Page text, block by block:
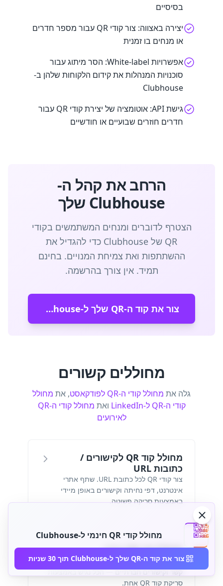
בסיסיים
יצירה באצווה: צור קודי QR עבור מספר חדרים
או מנחים בו זמנית
אפשרויות White-label: הסר מיתוג עבור
סוכנויות המנהלות את קידום הלקוחות שלהן ב-
Clubhouse
גישת API: אוטומציה של יצירת קודי QR עבור
חדרים חוזרים שבועיים או חודשיים
הרחב את קהל ה-
Clubhouse שלך
הצטרף לדוברים ומנחים המשתמשים בקודי
QR של Clubhouse כדי להגדיל את
ההשתתפות ואת צמיחת המנויים. בחינם
תמיד. אין צורך בהרשמה.
צור את קוד ה-QR שלך ל-Clubhouse תוך 30 שניות
מחוללים קשורים
גלה את מחולל קודי ה-QR לפודקאסט , את מחולל
קודי ה-QR ל-LinkedIn
ואת
מחולל קודי ה-QR
לאירועים
מחולל קוד QR לקישורים /
כתובות URL
צור קודי QR לכל כתובת URL. שתף אתרי
אינטרנט, דפי נחיתה וקישורים באופן מיידי
באמצעות סריקה פשוטה.
מחולל קוד QR עסקי
בנה דף עסקי ממותג עם פרטי החברה שלך, פרטי
קשר וקישורים חברתיים — הכל נגיש באמצעות
סריקת קוד QR אחת.
מחולל קודי QR חינמי ל-Clubhouse
צור את קוד ה-QR שלך ל-Clubhouse תוך 30 שניות